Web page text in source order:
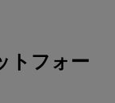
トフォー